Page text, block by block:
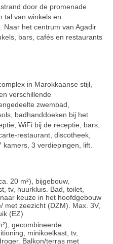
door de promenade
tal van winkels en
Naar het centrum van Agadir
bars, cafés en restaurants
in Marokkaanse stijl,
verschillende
zwembad,
badhanddoeken bij het
WiFi bij de receptie, bars,
restaurant, discotheek,
3 verdiepingen, lift.
20 m²), bijgebouw,
tv, huurkluis. Bad, toilet,
keuze in het hoofdgebouw
met zeezicht (DZM). Max. 3V,
(EZ)
gecombineerde
minikoelkast, tv,
Balkon/terras met